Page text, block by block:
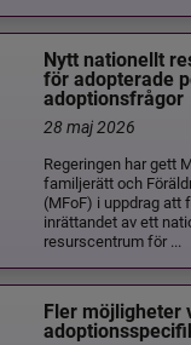
Nytt nationellt
för adopterade
adoptionsfrågor
28 maj 2026
Regeringen har gett
familjerätt och
(MFoF) i uppdrag att
inrättandet av ett
resurscentrum för ...
Fler möjligheter